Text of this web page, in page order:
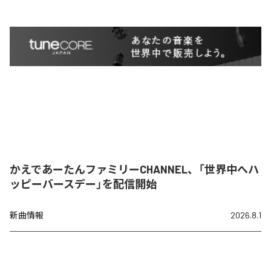
かえであーたんファミリーCHANNEL、「世界中へハ
ッピーバースデー」を配信開始
新曲情報 2026.8.1